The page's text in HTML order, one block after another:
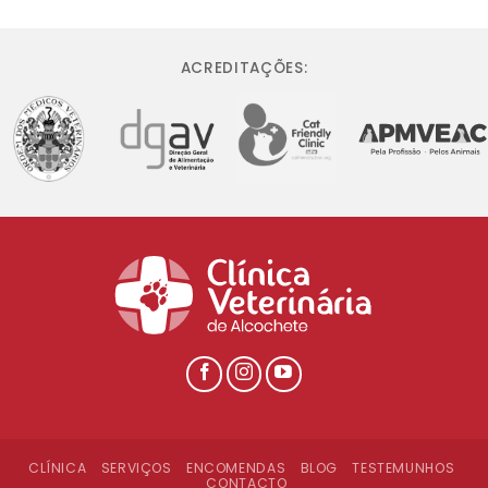
ACREDITAÇÕES:
CLÍNICA SERVIÇOS ENCOMENDAS BLOG
TESTEMUNHOS
CONTACTO